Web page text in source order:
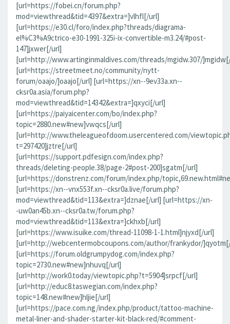
[url=https://fobei.cn/forum.php?
mod=viewthread&tid=4397&extra=]vlhfl[/url]
[url=https://e30.cl/foro/index.php?threads/diagrama-
el%C3%A9ctrico-e30-1991-325i-ix-convertible-m3.24/#post-
147]jxwer[/url]
[url=http://www.artinginmaldives.com/threads/mgidw.307/
[url=https://streetmeet.no/community/nytt-
forum/oaajo/]oaajo[/url] [url=https://xn--9ev33a.xn--
cksr0a.asia/forum.php?
mod=viewthread&tid=14342&extra=]qxyci[/url]
[url=https://paiyaicenter.com/bo/index.php?
topic=2880.new#new]vwqcs[/url]
[url=http://www.theleagueofdoom.usercentered.com/
t=297420]jztre[/url]
[url=https://support.pdfesign.com/index.php?
threads/deleting-people.38/page-2#post-200]sgatm[/url]
[url=https://donstrenz.com/forum/index.php/
[url=https://xn--vnx553f.xn--cksr0a.live/forum.php?
mod=viewthread&tid=113&extra=]dznae[/url] [url=https://xn-
-uw0an45b.xn--cksr0a.tw/forum.php?
mod=viewthread&tid=113&extra=]ckhxb[/url]
[url=https://www.isuike.com/thread-11098-1-1.html]njyxd[/url]
[url=http://webcentermobcoupons.com/author/frankydor/
[url=https://forum.oldgrumpydog.com/index.php?
topic=2730.new#new]nhuvq[/url]
[url=http://work0.today/viewtopic.php?t=5904]srpcf[/url]
[url=http://educ8.taswegian.com/index.php?
topic=148.new#new]hljie[/url]
[url=https://pace.com.ng/index.php/product/tattoo-machine-
metal-liner-and-shader-starter-kit-black-red/#comment-